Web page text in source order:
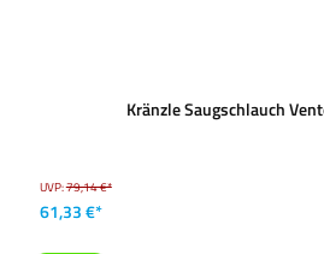
Kränzle Saugschlauch
UVP:79,14 €*
61,33 €*